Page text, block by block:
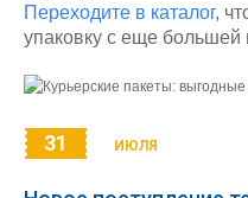
Переходите в каталог,
упаковку с еще большей
31 ИЮЛЯ